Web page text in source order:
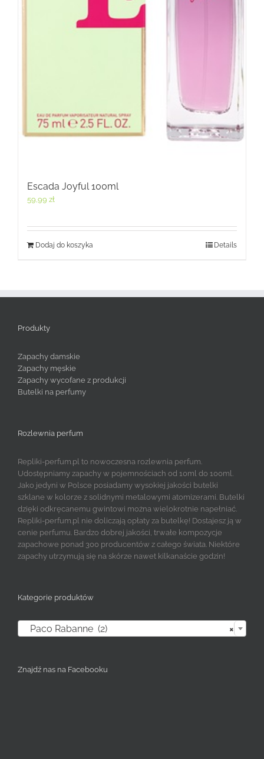
Escada Joyful 100ml
59,99 zł
Dodaj do koszyka Details
Produkty
Zapachy damskie
Zapachy męskie
Zapachy wycofane z produkcji
Butelki na perfumy
Rozlewnia perfum
Repliki-perfum.pl to nowoczesna rozlewnia perfum.
Udostępniamy zapachy w pojemnościach od 10ml do 100ml.
Jako jedyni w Polsce posiadamy wysokiej jakości butelki
szklane w kolorze z solidnymi metalowymi atomizerami. Butelki
dzięki odkręcanemu gwintowi można wielokrotnie napełniać.
Repliki-perfum.pl nie doliczają opłaty za butelkę! Dostajesz ją w
cenie perfumu. Bardzo dobrej jakości, trwałe kompozycje
zapachowe ponad 300 producentów z całego świata. Niektóre
zapachy utrzymują się na skórze nawet kilkanaście godzin!
Kategorie produktów
×
Paco Rabanne (2)
Znajdź nas na Facebooku